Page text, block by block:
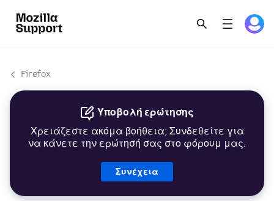
Firefox
Υποβολή ερώτησης
Χρειάζεστε ακόμα βοήθεια; Συνδεθείτε για
να κάνετε την ερώτησή σας στο φόρουμ μας.
Συνέχεια